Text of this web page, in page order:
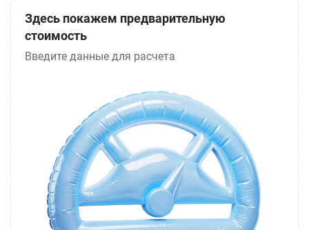
Здесь покажем предварительную
стоимость
Введите данные для расчета